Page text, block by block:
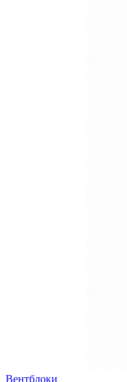
Вентблоки